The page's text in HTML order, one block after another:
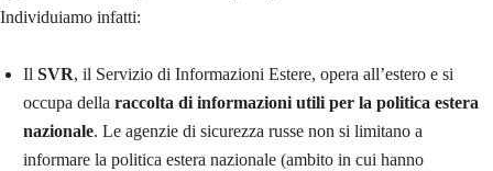
Individuiamo infatti:
Il SVR, il Servizio di Informazioni Estere, opera all’estero e si
occupa della raccolta di informazioni utili per la politica estera
nazionale. Le agenzie di sicurezza russe non si limitano a
informare la politica estera nazionale (ambito in cui hanno